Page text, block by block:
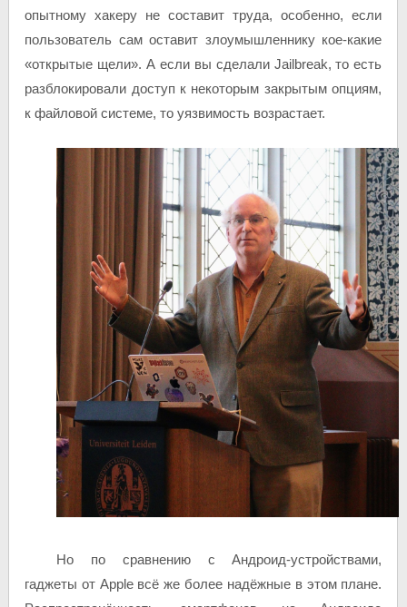
опытному хакеру не составит труда, особенно, если
пользователь сам оставит злоумышленнику кое-какие
«открытые щели». А если вы сделали Jailbreak, то есть
разблокировали доступ к некоторым закрытым опциям,
к файловой системе, то уязвимость возрастает.
Но по сравнению с Андроид-устройствами,
гаджеты от Apple всё же более надёжные в этом плане.